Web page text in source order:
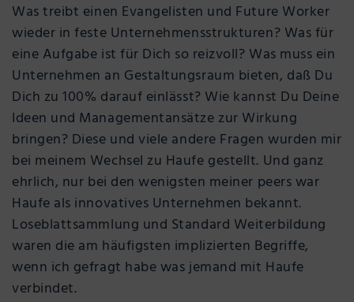
Was treibt einen Evangelisten und Future Worker
wieder in feste Unternehmensstrukturen? Was für
eine Aufgabe ist für Dich so reizvoll? Was muss ein
Unternehmen an Gestaltungsraum bieten, daß Du
Dich zu 100% darauf einlässt? Wie kannst Du Deine
Ideen und Managementansätze zur Wirkung
bringen? Diese und viele andere Fragen wurden mir
bei meinem Wechsel zu Haufe gestellt. Und ganz
ehrlich, nur bei den wenigsten meiner peers war
Haufe als innovatives Unternehmen bekannt.
Loseblattsammlung und Standard Weiterbildung
waren die am häufigsten implizierten Begriffe,
wenn ich gefragt habe was jemand mit Haufe
verbindet.